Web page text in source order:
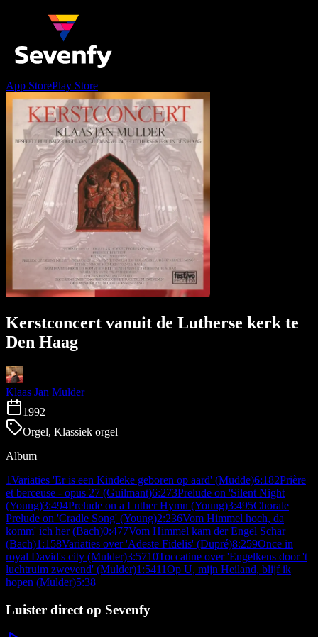
App StorePlay Store
Kerstconcert vanuit de Lutherse kerk te
Den Haag
Klaas Jan Mulder
1992
Orgel, Klassiek orgel
Album
1Variaties 'Er is een Kindeke geboren op aard' (Mudde)6:182Prière
et berceuse - opus 27 (Guilmant)6:273Prelude on 'Silent Night
(Young)3:494Prelude on a Luther Hymn (Young)3:495Chorale
Prelude on 'Cradle Song' (Young)2:236Vom Himmel hoch, da
komm' ich her (Bach)0:477Vom Himmel kam der Engel Schar
(Bach)1:158Variaties over 'Adeste Fidelis' (Dupré)8:259Once in
royal David's city (Mulder)3:5710Toccatine over 'Engelkens door 't
luchtruim zwevend' (Mulder)1:5411Op U, mijn Heiland, blijf ik
hopen (Mulder)5:38
Luister direct op Sevenfy